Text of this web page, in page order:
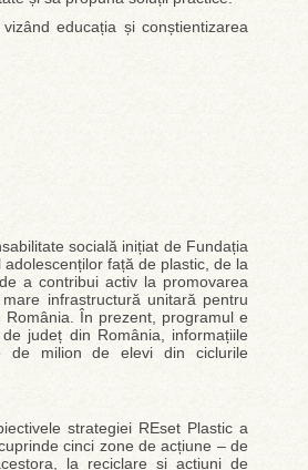
educația și conștientizarea
socială inițiat de Fundația
față de plastic, de la
a contribui activ la promovarea
infrastructură unitară pentru
În prezent, programul e
județ din România, informațiile
de milion de elevi din ciclurile
strategiei REset Plastic a
cinci zone de acțiune – de
la reciclare și acțiuni de